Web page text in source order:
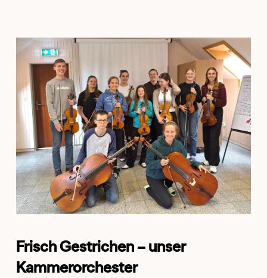
Frisch Gestrichen – unser
Kammerorchester